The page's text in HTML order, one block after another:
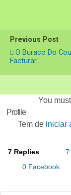
Previous Post
O Buraco Do
Facturar ...
You
Profile
Tem de iniciar
7 Replies 7
0 Facebook